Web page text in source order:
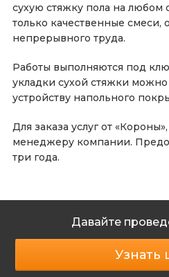
сухую стяжку пола на любом
только качественные смеси,
непрерывного труда.
Работы выполняются под
укладки сухой стяжки можно
устройству напольного
Для заказа услуг от
менеджеру компании.
три года.
Давайте
Узнать